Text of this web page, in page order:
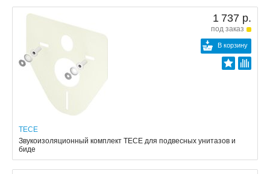
1 737 р.
под заказ
В корзину
TECE
Звукоизоляционный комплект TECE для подвесных унитазов и
биде